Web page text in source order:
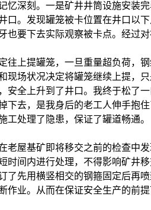
深刻。一是矿井井筒设施安装完
口。发现罐笼被卡位置在井口以
也要下去实际观察被卡点。经过
上提罐笼，一旦重量超负荷，钢
现场状况决定将罐笼继续上提，
安全上升到了井口。我终于松了
下去，是我身后的老工人伸手抱
工处理了隐患，保证了罐道畅通。
屋基矿即将移交之前的检查中发
时间内进行处理，不得影响矿井
了先用横竖相交的钢箍固定后再
作业。从而在保证安全生产的前